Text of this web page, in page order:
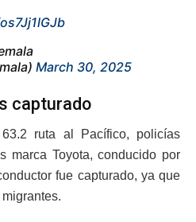
March 30, 2025
capturado
ruta al Pacífico, policías
marca Toyota, conducido por
fue capturado, ya que